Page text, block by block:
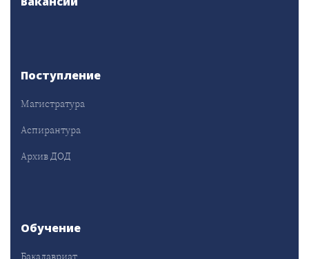
Поступление
Магистратура
Аспирантура
Архив ДОД
Обучение
Бакалавриат